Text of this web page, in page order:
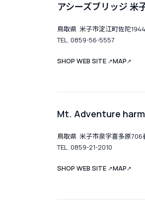
アシーズブリッジ 米
鳥取県 米子市淀江町佐陀1944
TEL. 0859-56-5557
SHOP WEB SITE ↗MAP↗
Mt. Adventure
鳥取県 米子市泉字喜多原706
TEL. 0859-21-2010
SHOP WEB SITE ↗MAP↗